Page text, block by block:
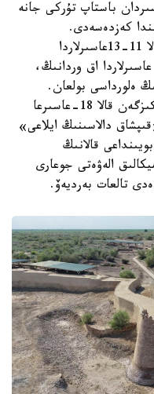
اتاۋى 10- عاسىردان باستاپ تۇركى جانە
كەزدەسەدى.
ورتاعاسىرلىق دەرەكتەرگە قاراعاندا قالا 11-13عاسىرلاردا
قىپشاق ەلىنىڭ، 13- 14- عاسىرلاردا اق وردانىڭ،
ەلورداسى بولعان.
ءتۇرلى تاريحي كەزەڭدى باسىنان وتكىزگەن قالا 18-عاسىرعا
دالاسىنىڭ ايلاعى»
قالانىڭ
الەۋەتى جوعارى
تالعات بەرديەۆ.